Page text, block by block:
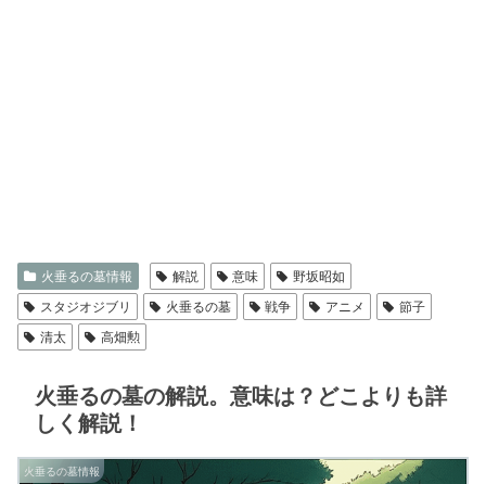
火垂るの墓情報 解説 意味
野坂昭如
スタジオジブリ
火垂るの墓 戦争 アニメ
節子
清太
高畑勲
火垂るの墓の解説。意味は？どこよりも詳
しく解説！
火垂るの墓情報